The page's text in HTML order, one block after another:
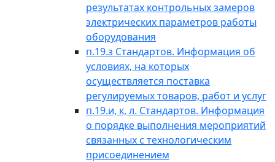
результатах контрольных замеров
электрических параметров работы
оборудования
п.19.з Стандартов. Информация об
условиях, на которых
осуществляется поставка
регулируемых товаров, работ и услуг
п.19.и, к, л. Стандартов. Информация
о порядке выполнения мероприятий
связанных с технологическим
присоединением